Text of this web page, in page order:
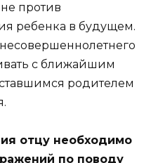
не против
ребенка в будущем.
с ближайшим
родителем
отцу необходимо
по поводу